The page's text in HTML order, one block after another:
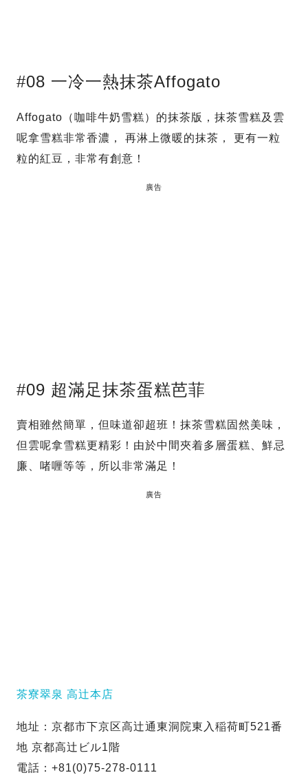
#08 一冷一熱抹茶Affogato
Affogato（咖啡牛奶雪糕）的抹茶版，抹茶雪糕及雲
呢拿雪糕非常香濃， 再淋上微暖的抹茶， 更有一粒
粒的紅豆，非常有創意！
廣告
#09 超滿足抹茶蛋糕芭菲
賣相雖然簡單，但味道卻超班！抹茶雪糕固然美味，
但雲呢拿雪糕更精彩！由於中間夾着多層蛋糕、鮮忌
廉、啫喱等等，所以非常滿足！
廣告
茶寮翠泉 高辻本店
地址：京都市下京区高辻通東洞院東入稲荷町521番
地 京都高辻ビル1階
電話：+81(0)75-278-0111